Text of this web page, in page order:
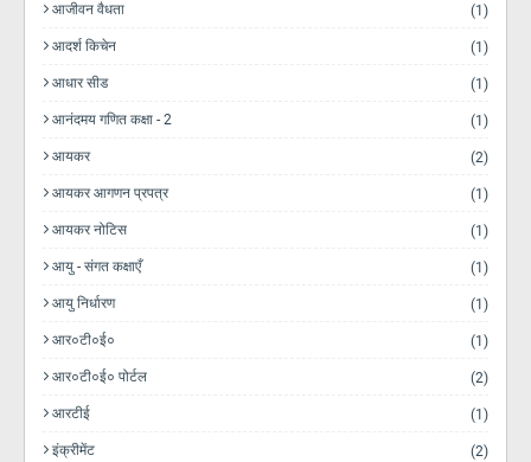
आजीवन वैधता (1)
आदर्श किचेन (1)
आधार सीड (1)
आनंदमय गणित कक्षा - 2 (1)
आयकर (2)
आयकर आगणन प्रपत्र (1)
आयकर नोटिस (1)
आयु - संगत कक्षाएँ (1)
आयु निर्धारण (1)
आर०टी०ई० (1)
आर०टी०ई० पोर्टल (2)
आरटीई (1)
इंक्रीमेंट (2)